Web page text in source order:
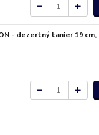
- dezertný tanier 19 cm,